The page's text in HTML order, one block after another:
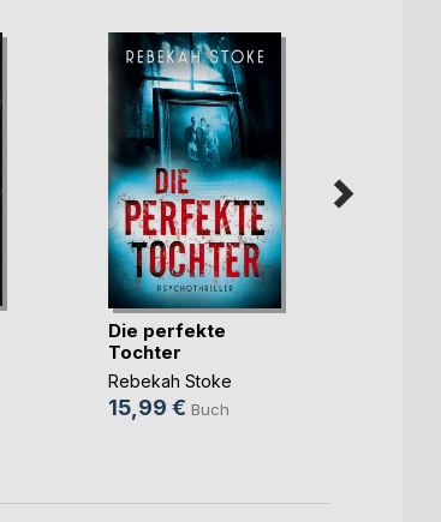
Die perfekte
Tochter
Rebekah Stoke
15,99 € Buch